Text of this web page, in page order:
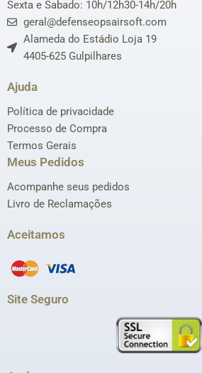
Sexta e Sabado: 10h/12h30-14h/20h
geral@defenseopsairsoft.com
Alameda do Estádio Loja 19
4405-625 Gulpilhares
Ajuda
Política de privacidade
Processo de Compra
Termos Gerais
Meus Pedidos
Acompanhe seus pedidos
Livro de Reclamações
Aceitamos
Site Seguro